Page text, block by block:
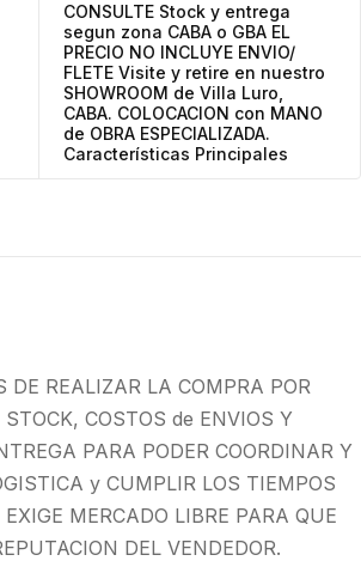
CONSULTE Stock y entrega
segun zona CABA o GBA EL
PRECIO NO INCLUYE ENVIO/
FLETE Visite y retire en nuestro
SHOWROOM de Villa Luro,
CABA. COLOCACION con MANO
de OBRA ESPECIALIZADA.
Características Principales
DE REALIZAR LA COMPRA POR
STOCK, COSTOS de ENVIOS Y
PARA PODER COORDINAR Y
y CUMPLIR LOS TIEMPOS
MERCADO LIBRE PARA QUE
DEL VENDEDOR.